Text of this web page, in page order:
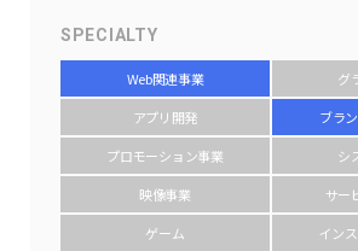
SPECIALTY
Web関連事業
グ
アプリ開発
ブラ
プロモーション事業
シ
映像事業
サー
ゲーム
イン